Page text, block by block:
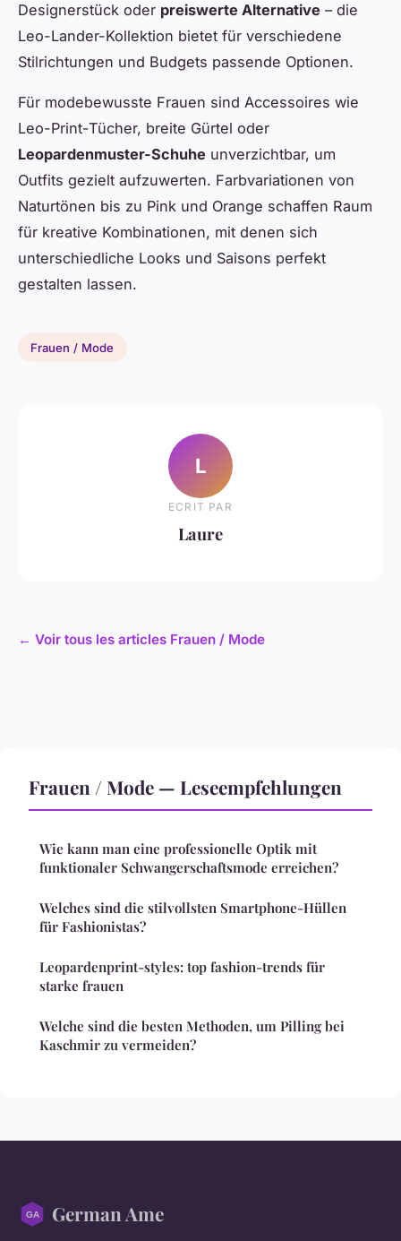
Designerstück oder preiswerte Alternative – die
Leo-Lander-Kollektion bietet für verschiedene
Stilrichtungen und Budgets passende Optionen.
Für modebewusste Frauen sind Accessoires wie
Leo-Print-Tücher, breite Gürtel oder
Leopardenmuster-Schuhe unverzichtbar, um
Outfits gezielt aufzuwerten. Farbvariationen von
Naturtönen bis zu Pink und Orange schaffen Raum
für kreative Kombinationen, mit denen sich
unterschiedliche Looks und Saisons perfekt
gestalten lassen.
Frauen / Mode
L
ECRIT PAR
Laure
← Voir tous les articles Frauen / Mode
Frauen / Mode — Leseempfehlungen
Wie kann man eine professionelle Optik mit
funktionaler Schwangerschaftsmode erreichen?
Welches sind die stilvollsten Smartphone-Hüllen
für Fashionistas?
Leopardenprint-styles: top fashion-trends für
starke frauen
Welche sind die besten Methoden, um Pilling bei
Kaschmir zu vermeiden?
German Ame